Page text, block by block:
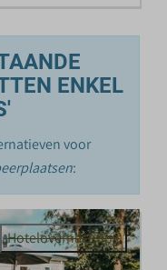
ENKEL
voor
:
Hotelovernachting